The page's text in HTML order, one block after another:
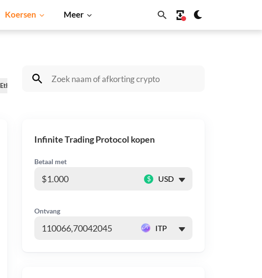
Koersen Meer
Ethereum Cardano Dogecoin
Infinite Trading Protocol kopen
Betaal met
$
Ontvang